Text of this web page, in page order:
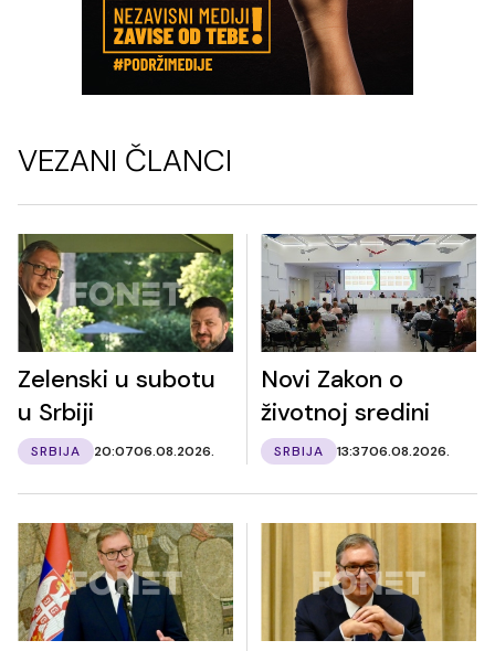
VEZANI ČLANCI
Zelenski u subotu
u Srbiji
SRBIJA 20:0706.08.2026.
Novi Zakon o
životnoj sredini
SRBIJA 13:3706.08.2026.